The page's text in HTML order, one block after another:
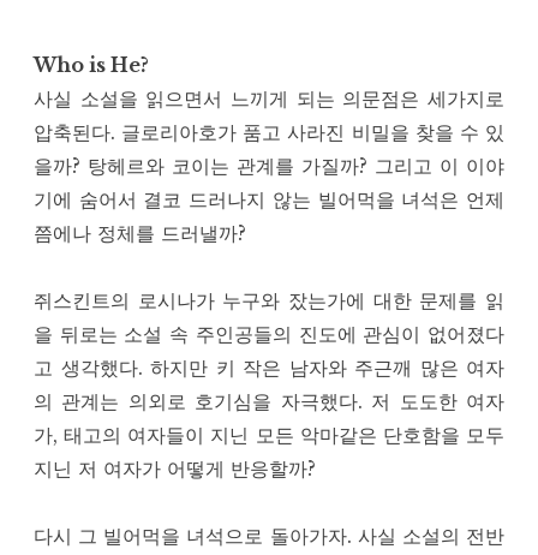
Who is He?
사실 소설을 읽으면서 느끼게 되는 의문점은 세가지로
압축된다. 글로리아호가 품고 사라진 비밀을 찾을 수 있
을까? 탕헤르와 코이는 관계를 가질까? 그리고 이 이야
기에 숨어서 결코 드러나지 않는 빌어먹을 녀석은 언제
쯤에나 정체를 드러낼까?
쥐스킨트의 로시나가 누구와 잤는가에 대한 문제를 읽
을 뒤로는 소설 속 주인공들의 진도에 관심이 없어졌다
고 생각했다. 하지만 키 작은 남자와 주근깨 많은 여자
의 관계는 의외로 호기심을 자극했다. 저 도도한 여자
가, 태고의 여자들이 지닌 모든 악마같은 단호함을 모두
지닌 저 여자가 어떻게 반응할까?
다시 그 빌어먹을 녀석으로 돌아가자. 사실 소설의 전반